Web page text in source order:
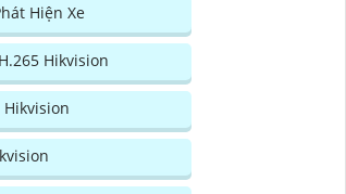
Hiện Xe
Hikvision